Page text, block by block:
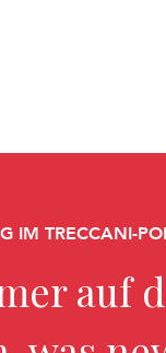
IM TRECCANI-
auf